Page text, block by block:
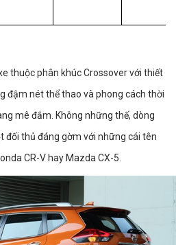
thuộc phân khúc Crossover với thiết
đậm nét thể thao và phong cách thời
mê đắm. Không những thế, dòng
đối thủ đáng gờm với những cái tên
CR-V hay Mazda CX-5.